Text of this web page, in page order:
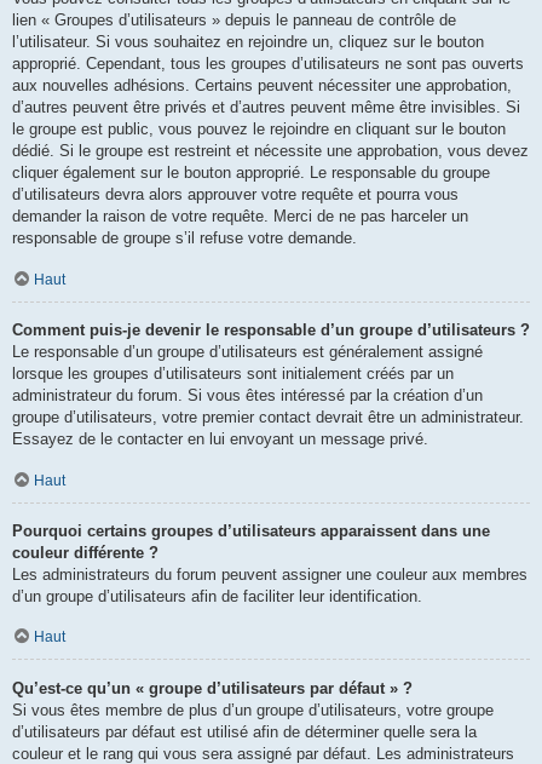
lien « Groupes d’utilisateurs » depuis le panneau de contrôle de
l’utilisateur. Si vous souhaitez en rejoindre un, cliquez sur le bouton
approprié. Cependant, tous les groupes d’utilisateurs ne sont pas ouverts
aux nouvelles adhésions. Certains peuvent nécessiter une approbation,
d’autres peuvent être privés et d’autres peuvent même être invisibles. Si
le groupe est public, vous pouvez le rejoindre en cliquant sur le bouton
dédié. Si le groupe est restreint et nécessite une approbation, vous devez
cliquer également sur le bouton approprié. Le responsable du groupe
d’utilisateurs devra alors approuver votre requête et pourra vous
demander la raison de votre requête. Merci de ne pas harceler un
responsable de groupe s’il refuse votre demande.
Haut
Comment puis-je devenir le responsable d’un groupe d’utilisateurs ?
Le responsable d’un groupe d’utilisateurs est généralement assigné
lorsque les groupes d’utilisateurs sont initialement créés par un
administrateur du forum. Si vous êtes intéressé par la création d’un
groupe d’utilisateurs, votre premier contact devrait être un administrateur.
Essayez de le contacter en lui envoyant un message privé.
Haut
Pourquoi certains groupes d’utilisateurs apparaissent dans une
couleur différente ?
Les administrateurs du forum peuvent assigner une couleur aux membres
d’un groupe d’utilisateurs afin de faciliter leur identification.
Haut
Qu’est-ce qu’un « groupe d’utilisateurs par défaut » ?
Si vous êtes membre de plus d’un groupe d’utilisateurs, votre groupe
d’utilisateurs par défaut est utilisé afin de déterminer quelle sera la
couleur et le rang qui vous sera assigné par défaut. Les administrateurs